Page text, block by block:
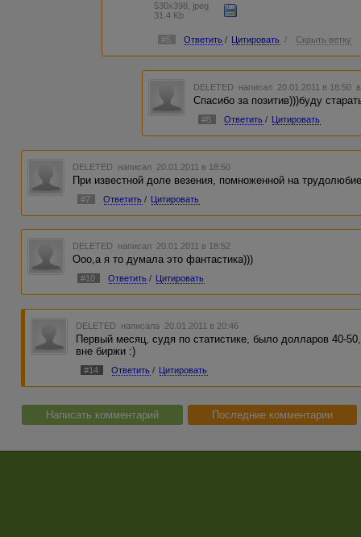
530x398, jpeg
31.4 Kb
#5 Ответить / Цитировать / Скрыть ветку
DELETED написал 20.01.2011 в 18:50
Спасибо за позитив)))буду
#8 Ответить / Цитировать
DELETED написал 20.01.2011 в 18:50
При известной доле везения, помноженной на
#7 Ответить / Цитировать
DELETED написал 20.01.2011 в 18:52
Ооо,а я то думала это фантастика)))
#10 Ответить / Цитировать
DELETED написала 20.01.2011 в 20:46
Первый месяц, судя по статистике, было долларов 40-
вне биржи :)
#14 Ответить / Цитировать
Написать комментарий Последние комментарии